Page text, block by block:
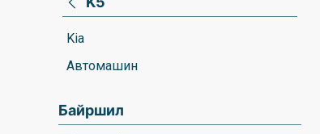
Kia
Автомашин
Байршил